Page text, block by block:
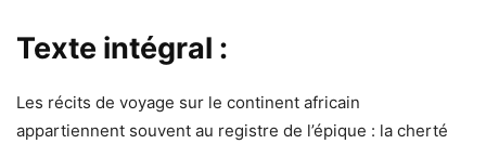
Texte intégral :
Les récits de voyage sur le continent africain
appartiennent souvent au registre de l’épique : la cherté